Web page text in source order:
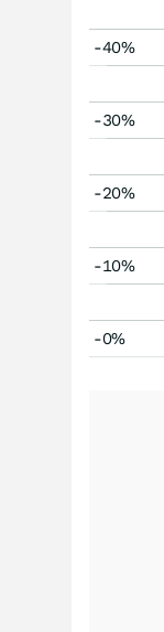
-40%
-30%
-20%
-10%
-0%